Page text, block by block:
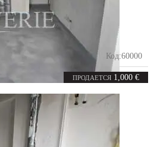
ПРОДАЕТСЯ 1,000 €
Код:60000